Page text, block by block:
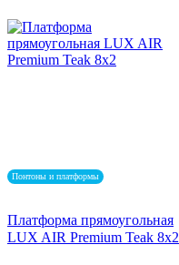
Понтоны и платформы
Платформа прямоугольная
LUX AIR Premium Teak 8x2